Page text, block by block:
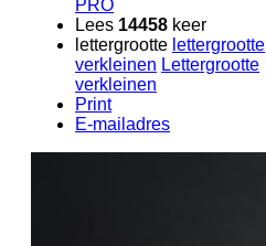
PRO
Lees 14458 keer
lettergrootte lettergrootte
verkleinen Lettergrootte
verkleinen
Print
E-mailadres